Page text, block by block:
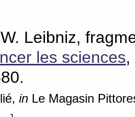
Leibniz,
les sciences
in Le Magasin